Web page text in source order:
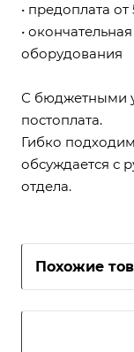
• предоплата от
•
оборудования
С бюджетными
постоплата.
Гибко
обсуждается с
отдела.
Похожие